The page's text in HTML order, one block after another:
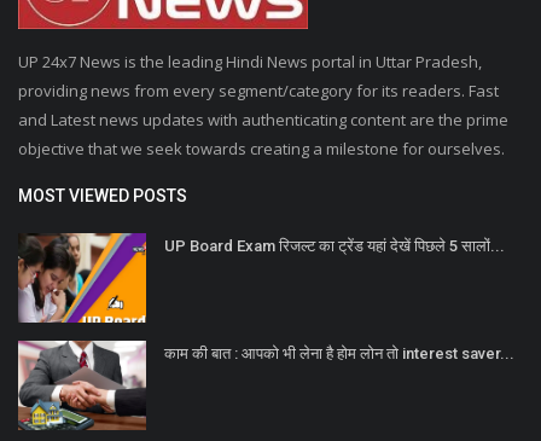
UP 24x7 News is the leading Hindi News portal in Uttar Pradesh,
providing news from every segment/category for its readers. Fast
and Latest news updates with authenticating content are the prime
objective that we seek towards creating a milestone for ourselves.
MOST VIEWED POSTS
UP Board Exam रिजल्ट का ट्रेंड यहां देखें पिछले 5 सालों...
काम की बात : आपको भी लेना है होम लोन तो interest saver...